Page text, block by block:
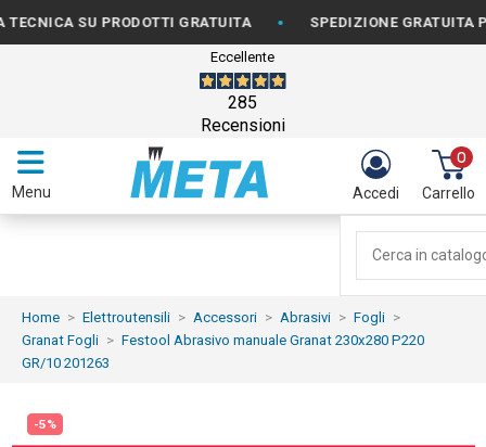
SU PRODOTTI GRATUITA • SPEDIZIONE GRATUITA PER
Eccellente
285
Recensioni
Menu Accedi
0
Carrello
Home Elettroutensili Accessori Abrasivi
Fogli
Granat Fogli
Festool Abrasivo manuale Granat 230x280 P220
GR/10 201263
-5%